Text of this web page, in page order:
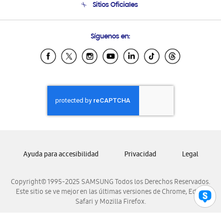
Condiciones de Compra
Soporte vía eMail
Sitios Oficiales
Samsung Ecuador
Samsung El Salvador
Samsung Honduras
Samsung Nicaragua
Samsung Panamá
Samsung Venezuela
Síguenos en:
Copyright© 1995-2025 SAMSUNG Todos los Derechos Reservados.
Este sitio se ve mejor en las últimas versiones de Chrome, Edge,
Safari y Mozilla Firefox.
Ayuda para accesibilidad Privacidad Legal